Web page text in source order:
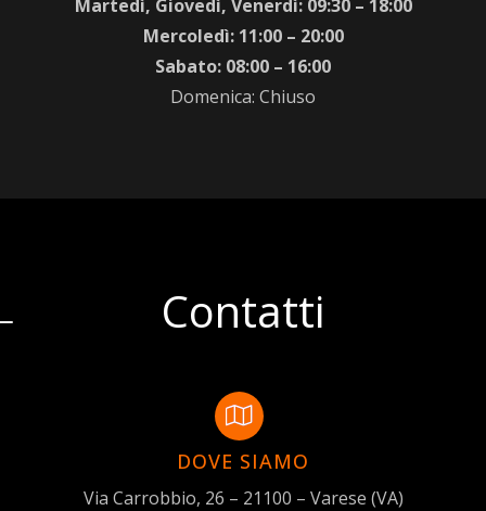
Martedì, Giovedì, Venerdì: 09:30 – 18:00
Mercoledì: 11:00 – 20:00
Sabato: 08:00 – 16:00
Domenica: Chiuso
Contatti
DOVE SIAMO
Via Carrobbio, 26 – 21100 – Varese (VA)